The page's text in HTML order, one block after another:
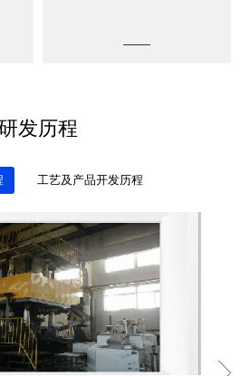
发历程
工艺及产品开发历程